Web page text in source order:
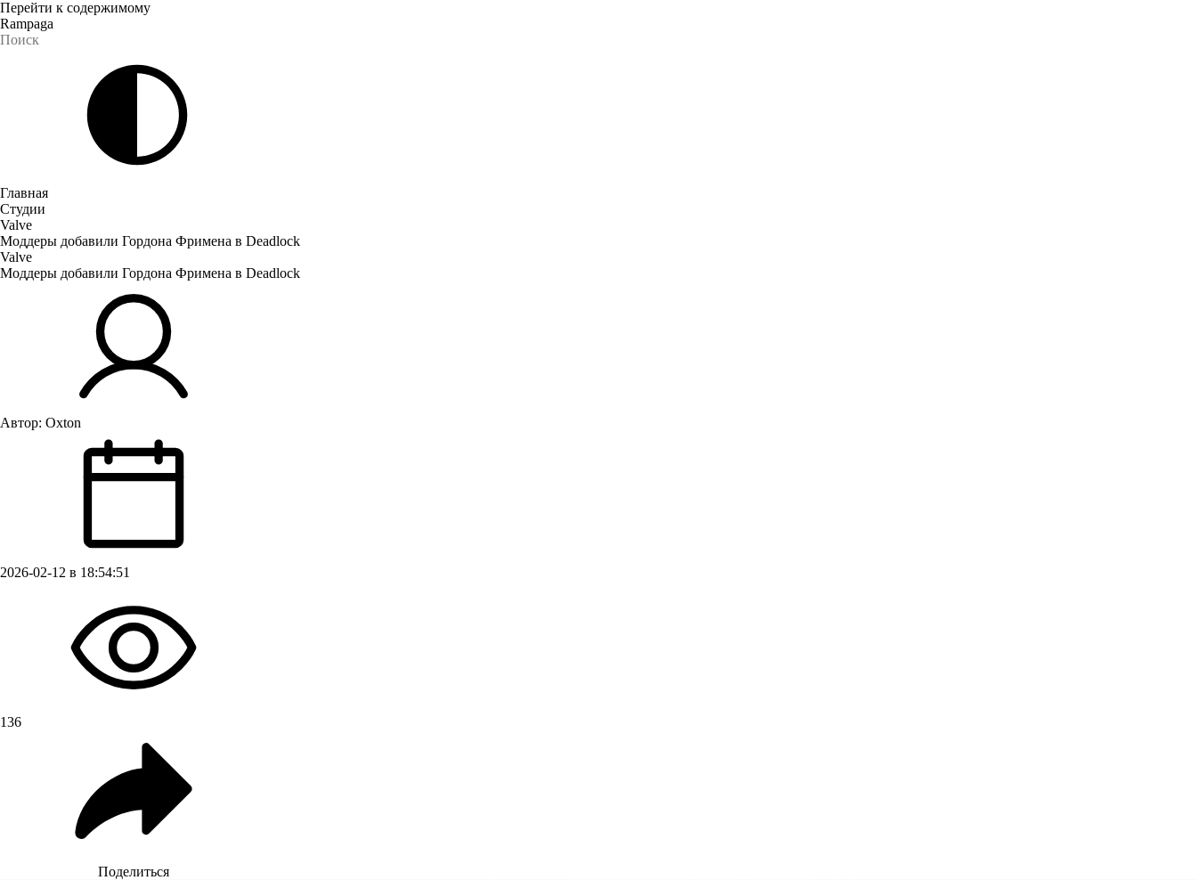
Перейти к содержимому
Rampaga
Главная
Студии
Valve
Моддеры добавили Гордона Фримена в Deadlock
Valve
Моддеры добавили Гордона Фримена в Deadlock
Автор: Oxton
2026-02-12 в 18:54:51
136
Поделиться